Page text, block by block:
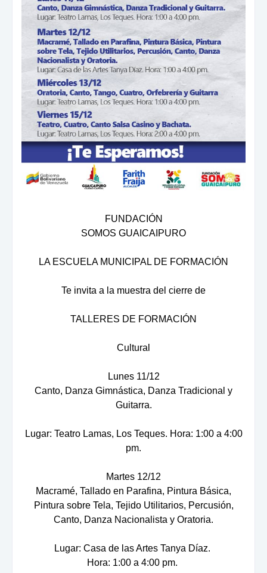
FUNDACIÓN
SOMOS GUAICAIPURO
LA ESCUELA MUNICIPAL DE FORMACIÓN
Te invita a la muestra del cierre de
TALLERES DE FORMACIÓN
Cultural
Lunes 11/12
Canto, Danza Gimnástica, Danza Tradicional y
Guitarra.
Lugar: Teatro Lamas, Los Teques. Hora: 1:00 a 4:00
pm.
Martes 12/12
Macramé, Tallado en Parafina, Pintura Básica,
Pintura sobre Tela, Tejido Utilitarios, Percusión,
Canto, Danza Nacionalista y Oratoria.
Lugar: Casa de las Artes Tanya Díaz.
Hora: 1:00 a 4:00 pm.